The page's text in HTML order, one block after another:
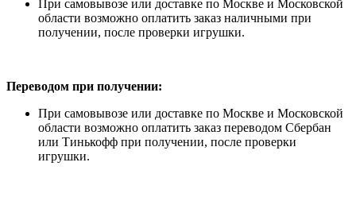
При самовывозе или доставке по Москве и Московской
области возможно оплатить заказ наличными при
получении, после проверки игрушки.
Переводом при получении:
При самовывозе или доставке по Москве и Московской
области возможно оплатить заказ переводом Сбербан
или Тинькофф при получении, после проверки
игрушки.